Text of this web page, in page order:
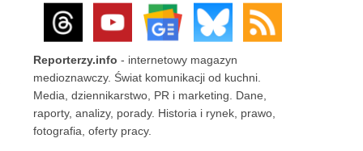
Reporterzy.info - internetowy magazyn
medioznawczy. Świat komunikacji od kuchni.
Media, dziennikarstwo, PR i marketing. Dane,
raporty, analizy, porady. Historia i rynek, prawo,
fotografia, oferty pracy.